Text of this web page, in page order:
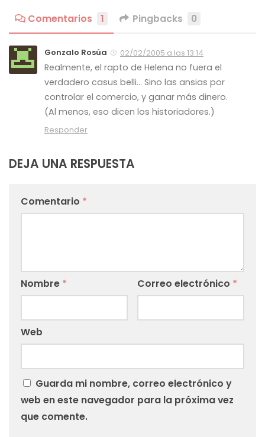
Comentarios 1 Pingbacks 0
Gonzalo Rosúa 02/02/2005 a las 13:14
Realmente, el rapto de Helena no fuera el
verdadero casus belli… Sino las ansias por
controlar el comercio, y ganar más dinero.
(Al menos, eso dicen los historiadores.)
Responder
DEJA UNA RESPUESTA
Comentario *
Nombre * Correo electrónico *
Web
Guarda mi nombre, correo electrónico y
web en este navegador para la próxima vez
que comente.